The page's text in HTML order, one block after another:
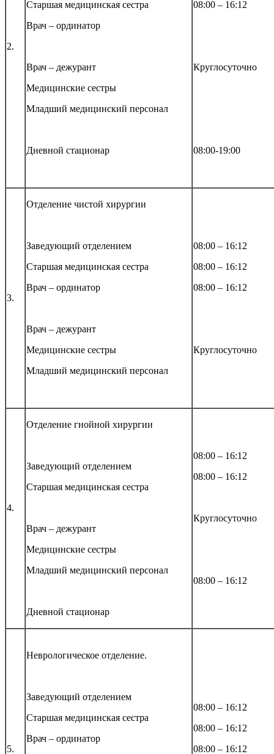
2.
Старшая медицинская сестра
Врач – ординатор
Врач – дежурант
Медицинские сестры
Младший медицинский персонал
Дневной стационар
08:00 – 16:12
Круглосуточно
08:00-19:00
3.
Отделение чистой хирургии
Заведующий отделением
Старшая медицинская сестра
Врач – ординатор
Врач – дежурант
Медицинские сестры
Младший медицинский персонал
08:00 – 16:12
08:00 – 16:12
08:00 – 16:12
Круглосуточно
4.
Отделение гнойной хирургии
Заведующий отделением
Старшая медицинская сестра
Врач – дежурант
Медицинские сестры
Младший медицинский персонал
Дневной стационар
08:00 – 16:12
08:00 – 16:12
Круглосуточно
08:00 – 16:12
5.
Неврологическое отделение.
Заведующий отделением
Старшая медицинская сестра
Врач – ординатор
08:00 – 16:12
08:00 – 16:12
08:00 – 16:12